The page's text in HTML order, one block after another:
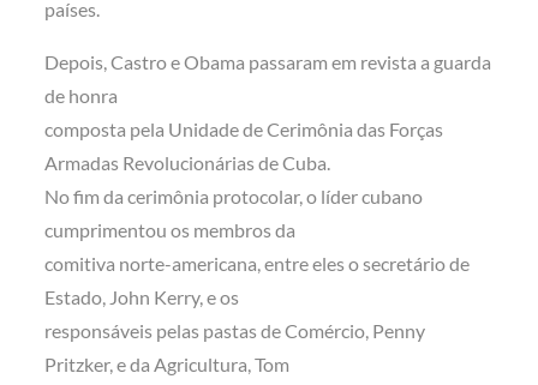
países.
Depois, Castro e Obama passaram em revista a guarda
de honra
composta pela Unidade de Cerimônia das Forças
Armadas Revolucionárias de Cuba.
No fim da cerimônia protocolar, o líder cubano
cumprimentou os membros da
comitiva norte-americana, entre eles o secretário de
Estado, John Kerry, e os
responsáveis pelas pastas de Comércio, Penny
Pritzker, e da Agricultura, Tom